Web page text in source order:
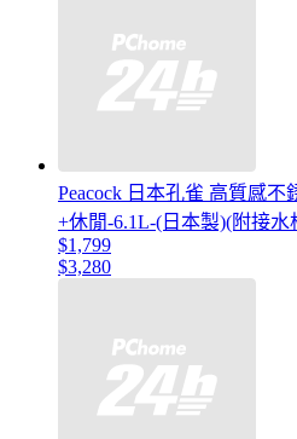
Peacock 日本孔雀 高質感
+休閒-6.1L-(日本製)(附接水
$1,799
$3,280